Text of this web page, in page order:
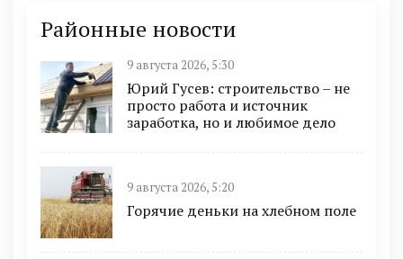
Районные новости
9 августа 2026, 5:30
Юрий Гусев: строительство – не
просто работа и источник
заработка, но и любимое дело
9 августа 2026, 5:20
Горячие деньки на хлебном поле